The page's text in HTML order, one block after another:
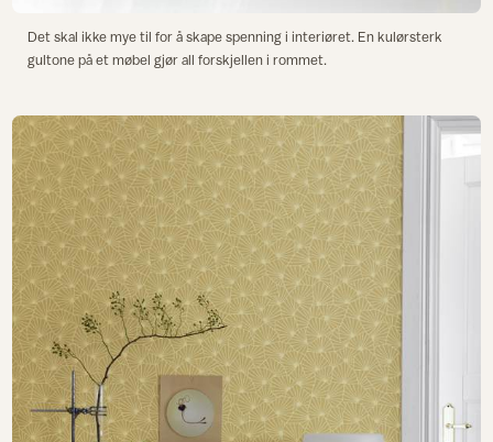
Det skal ikke mye til for å skape spenning i interiøret. En kulørsterk
gultone på et møbel gjør all forskjellen i rommet.